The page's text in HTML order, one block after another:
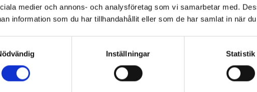
medier och annons- och analysföretag som vi samarbetar med.
information som du har tillhandahållit eller som de har samlat in när
Inställningar Statistik